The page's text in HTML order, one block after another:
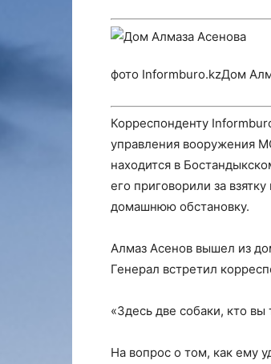
фото Informburo.kzДом
Корреспонденту
управления вооружения
находится в
его приговорили за
домашнюю обстановку.
Алмаз Асенов вышел из
Генерал встретил
«Здесь две собаки, кто
На вопрос о том, как ему